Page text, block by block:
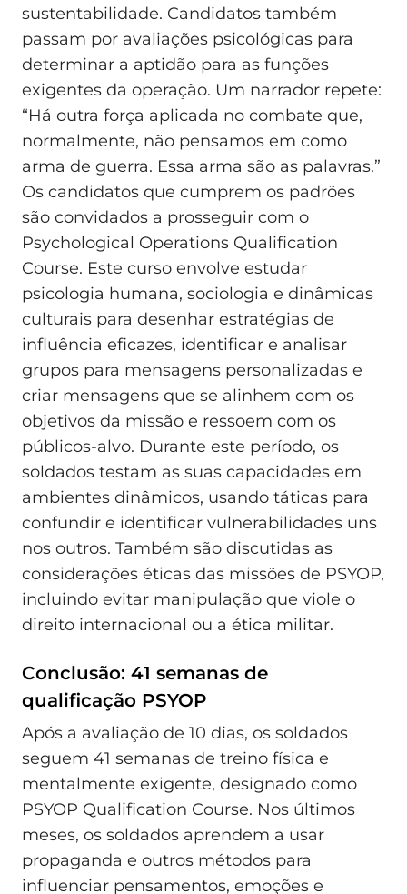
sustentabilidade. Candidatos também
passam por avaliações psicológicas para
determinar a aptidão para as funções
exigentes da operação. Um narrador repete:
“Há outra força aplicada no combate que,
normalmente, não pensamos em como
arma de guerra. Essa arma são as palavras.”
Os candidatos que cumprem os padrões
são convidados a prosseguir com o
Psychological Operations Qualification
Course. Este curso envolve estudar
psicologia humana, sociologia e dinâmicas
culturais para desenhar estratégias de
influência eficazes, identificar e analisar
grupos para mensagens personalizadas e
criar mensagens que se alinhem com os
objetivos da missão e ressoem com os
públicos‑alvo. Durante este período, os
soldados testam as suas capacidades em
ambientes dinâmicos, usando táticas para
confundir e identificar vulnerabilidades uns
nos outros. Também são discutidas as
considerações éticas das missões de PSYOP,
incluindo evitar manipulação que viole o
direito internacional ou a ética militar.
Conclusão: 41 semanas de
qualificação PSYOP
Após a avaliação de 10 dias, os soldados
seguem 41 semanas de treino física e
mentalmente exigente, designado como
PSYOP Qualification Course. Nos últimos
meses, os soldados aprendem a usar
propaganda e outros métodos para
influenciar pensamentos, emoções e